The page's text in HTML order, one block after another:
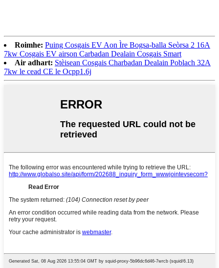
Roimhe: Puing Cosgais EV Aon Ìre Bogsa-balla Seòrsa 2 16A
7kw Cosgais EV airson Carbadan Dealain Cosgais Smart
Air adhart: Stèisean Cosgais Charbadan Dealain Poblach 32A
7kw le cead CE le Ocpp1.6j